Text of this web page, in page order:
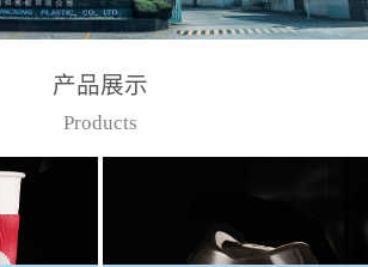
产品展示
Products